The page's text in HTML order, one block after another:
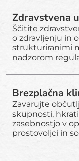
Zdravstvena
Ščitite
o zdravljenju in
strukturiranimi
nadzorom
Brezplačna
Zavarujte
skupnosti,
zasebnostjo v
prostovoljci in